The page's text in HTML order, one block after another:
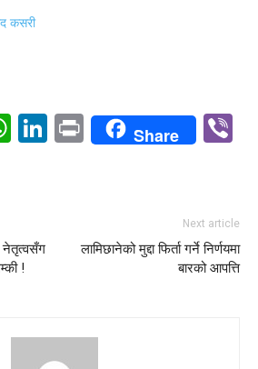
कसरी
WhatsApp
LinkedIn
PrintShare
नेतृत्वसँग
!
Next article
लामिछानेको मुद्दा फिर्ता गर्ने निर्णयमा
बारको आपत्ति